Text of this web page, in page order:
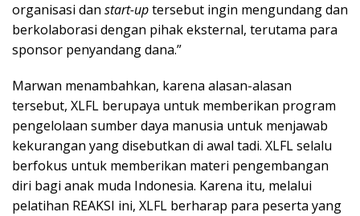
organisasi dan start-uptersebut ingin mengundang dan
berkolaborasi dengan pihak eksternal, terutama para
sponsor penyandang dana.”
Marwan menambahkan, karena alasan-alasan
tersebut, XLFL berupaya untuk memberikan program
pengelolaan sumber daya manusia untuk menjawab
kekurangan yang disebutkan di awal tadi. XLFL selalu
berfokus untuk memberikan materi pengembangan
diri bagi anak muda Indonesia. Karena itu, melalui
pelatihan REAKSI ini, XLFL berharap para peserta yang